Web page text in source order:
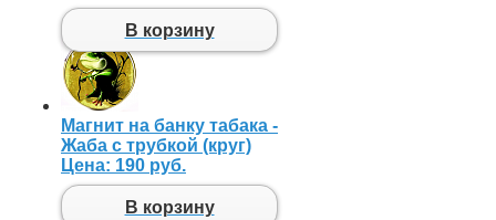
В корзину
Магнит на банку табака -
Жаба с трубкой (круг)
Цена: 190 руб.
В корзину